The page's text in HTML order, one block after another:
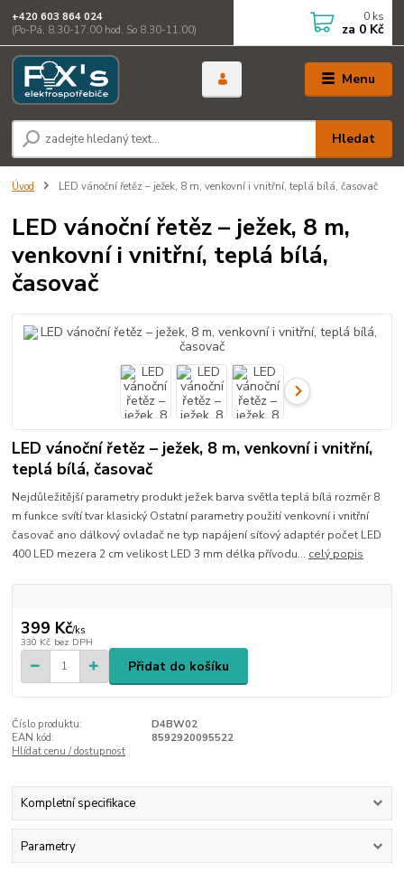
Menu
Hledat
+420 603 864 024
(Po-Pá, 8.30-17.00 hod. So 8.30-11.00)
0 ks
za 0 Kč
Úvod LED vánoční řetěz – ježek, 8 m, venkovní i vnitřní, teplá bílá, časovač
LED vánoční řetěz – ježek, 8 m,
venkovní i vnitřní, teplá bílá,
časovač
LED vánoční řetěz – ježek, 8 m, venkovní i vnitřní,
teplá bílá, časovač
Nejdůležitější parametry produkt ježek barva světla teplá bílá rozměr 8
m funkce svítí tvar klasický Ostatní parametry použití venkovní i vnitřní
časovač ano dálkový ovladač ne typ napájení síťový adaptér počet LED
400 LED mezera 2 cm velikost LED 3 mm délka přívodu... celý popis
399 Kč/ks
330 Kč bez DPH
Přidat do košíku
Číslo produktu:
D4BW02
EAN kód:
8592920095522
Hlídat cenu / dostupnost
Kompletní specifikace
Parametry